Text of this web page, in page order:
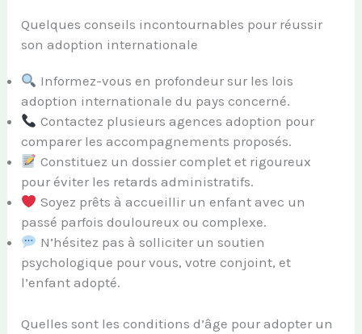
Quelques conseils incontournables pour réussir
son adoption internationale
Informez-vous en profondeur sur les lois
adoption internationale du pays concerné.
Contactez plusieurs agences adoption pour
comparer les accompagnements proposés.
Constituez un dossier complet et rigoureux
pour éviter les retards administratifs.
Soyez prêts à accueillir un enfant avec un
passé parfois douloureux ou complexe.
N’hésitez pas à solliciter un soutien
psychologique pour vous, votre conjoint, et
l’enfant adopté.
Quelles sont les conditions d’âge pour adopter un